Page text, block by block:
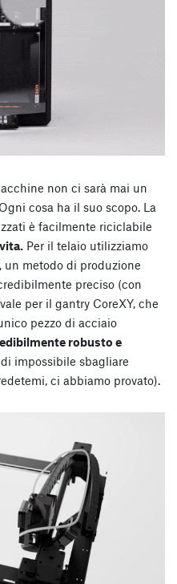
non ci sarà mai un
cosa ha il suo scopo. La
è facilmente riciclabile
Per il telaio utilizziamo
metodo di produzione
preciso (con
per il gantry CoreXY, che
pezzo di acciaio
robusto e
impossibile sbagliare
ci abbiamo provato).